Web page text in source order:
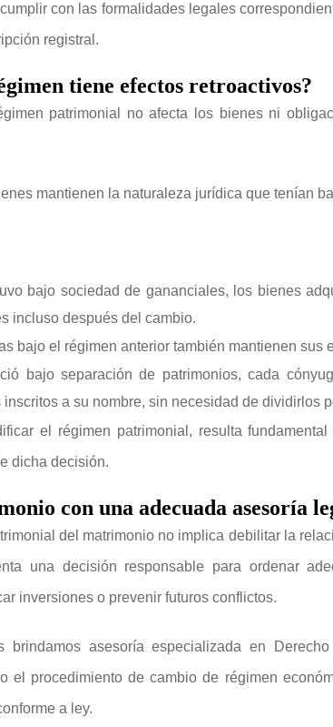
con las formalidades legales
registral.
tiene efectos retroactivos?
patrimonial no afecta los bienes ni
mantienen la naturaleza jurídica que tenían
bajo sociedad de gananciales, los bienes
incluso después del cambio.
bajo el régimen anterior también mantienen sus
bajo separación de patrimonios, cada
a su nombre, sin necesidad de dividirlos
el régimen patrimonial, resulta
dicha decisión.
con una adecuada asesoría
del matrimonio no implica debilitar la
una decisión responsable para ordenar
inversiones o prevenir futuros conflictos.
brindamos asesoría especializada en
el procedimiento de cambio de régimen
a ley.